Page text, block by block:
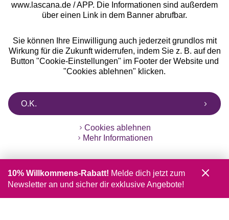
www.lascana.de / APP. Die Informationen sind außerdem
über einen Link in dem Banner abrufbar.
Sie können Ihre Einwilligung auch jederzeit grundlos mit
Wirkung für die Zukunft widerrufen, indem Sie z. B. auf den
Button "Cookie-Einstellungen" im Footer der Website und
"Cookies ablehnen" klicken.
O.K.
Cookies ablehnen
Mehr Informationen
10% Willkommens-Rabatt! Melde dich jetzt zum
Newsletter an und sicher dir exklusive Angebote!